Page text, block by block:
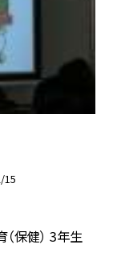
15
保健） 3年生